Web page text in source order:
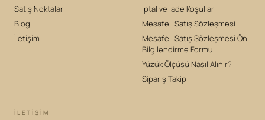
Satış Noktaları
Blog
İletişim
İptal ve İade Koşulları
Mesafeli Satış Sözleşmesi
Mesafeli Satış Sözleşmesi Ön
Bilgilendirme Formu
Yüzük Ölçüsü Nasıl Alınır?
Sipariş Takip
İLETIŞIM